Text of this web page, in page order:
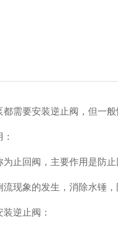
要安装逆止阀，但一般
回阀，主要作用是防止
象的发生，消除水锤，
逆止阀：